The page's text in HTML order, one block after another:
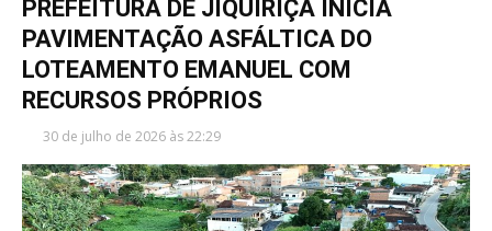
PREFEITURA DE JIQUIRIÇÁ INICIA
PAVIMENTAÇÃO ASFÁLTICA DO
LOTEAMENTO EMANUEL COM
RECURSOS PRÓPRIOS
30 de julho de 2026 às 22:29